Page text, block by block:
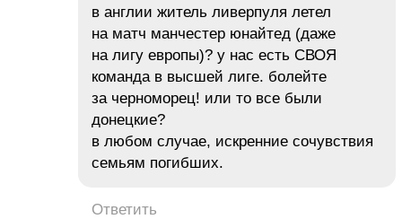
в англии житель ливерпуля летел
на матч манчестер юнайтед (даже
на лигу европы)? у нас есть СВОЯ
команда в высшей лиге. болейте
за черноморец! или то все были
донецкие?
в любом случае, искренние сочувствия
семьям погибших.
Ответить